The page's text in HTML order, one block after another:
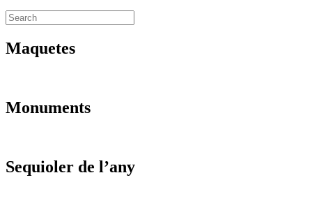
Maquetes
Monuments
Sequioler de l’any